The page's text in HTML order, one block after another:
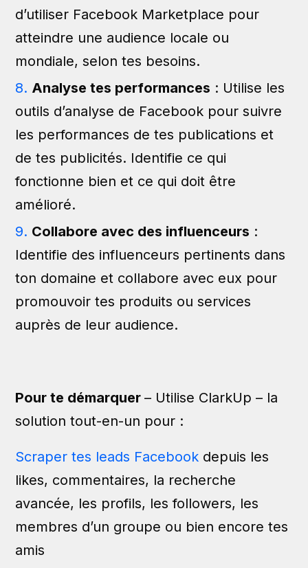
d’utiliser Facebook Marketplace pour
atteindre une audience locale ou
mondiale, selon tes besoins.
Analyse tes performances : Utilise les
outils d’analyse de Facebook pour suivre
les performances de tes publications et
de tes publicités. Identifie ce qui
fonctionne bien et ce qui doit être
amélioré.
Collabore avec des influenceurs :
Identifie des influenceurs pertinents dans
ton domaine et collabore avec eux pour
promouvoir tes produits ou services
auprès de leur audience.
Pour te démarquer– Utilise ClarkUp – la
solution tout-en-un pour :
Scraper tes leads Facebook depuis les
likes, commentaires, la recherche
avancée, les profils, les followers, les
membres d’un groupe ou bien encore tes
amis